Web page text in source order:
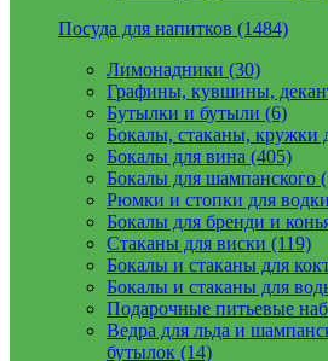
Посуда для напитков (1484)
Лимонадники (30)
Графины, кувшины,
Бутылки и бутыли (6)
Бокалы, стаканы, кружки
Бокалы для вина (405)
Бокалы для шампанского
Рюмки и стопки для
Бокалы для бренди и
Стаканы для виски (119)
Бокалы и стаканы для
Бокалы и стаканы для
Подарочные питьевые
Ведра для льда и
бутылок (14)